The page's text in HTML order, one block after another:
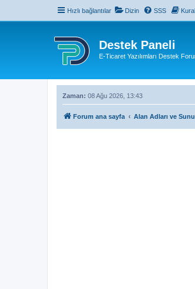
Hızlı bağlantılar Dizin SSS
Destek Paneli
E-Ticaret Yazılımları Destek
Zaman: 08 Ağu 2026, 13:43
Forum ana sayfa Alan Adları ve